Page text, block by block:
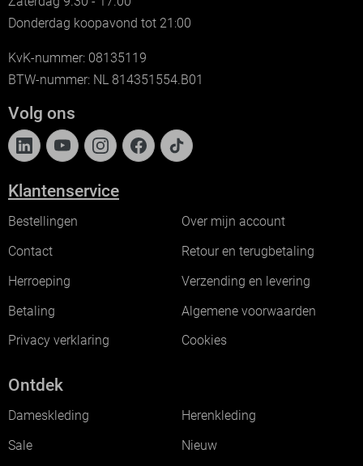
Donderdag koopavond tot 21:00
KvK-nummer: 08135119
BTW-nummer: NL 814351554.B01
Volg ons
Klantenservice
Bestellingen
Over mijn account
Contact
Retour en terugbetaling
Herroeping
Verzending en levering
Betaling
Algemene voorwaarden
Privacy verklaring
Cookies
Ontdek
Dameskleding
Herenkleding
Sale
Nieuw